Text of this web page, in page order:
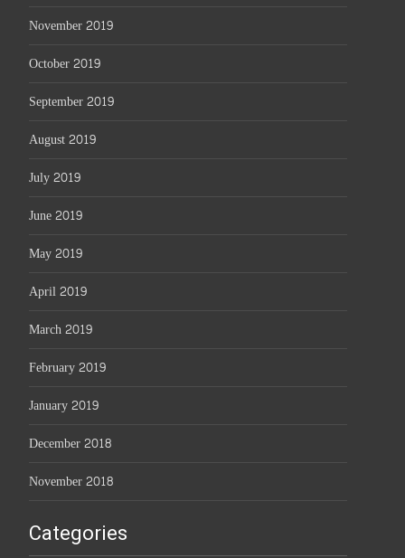
November 2019
October 2019
September 2019
August 2019
July 2019
June 2019
May 2019
April 2019
March 2019
February 2019
January 2019
December 2018
November 2018
Categories